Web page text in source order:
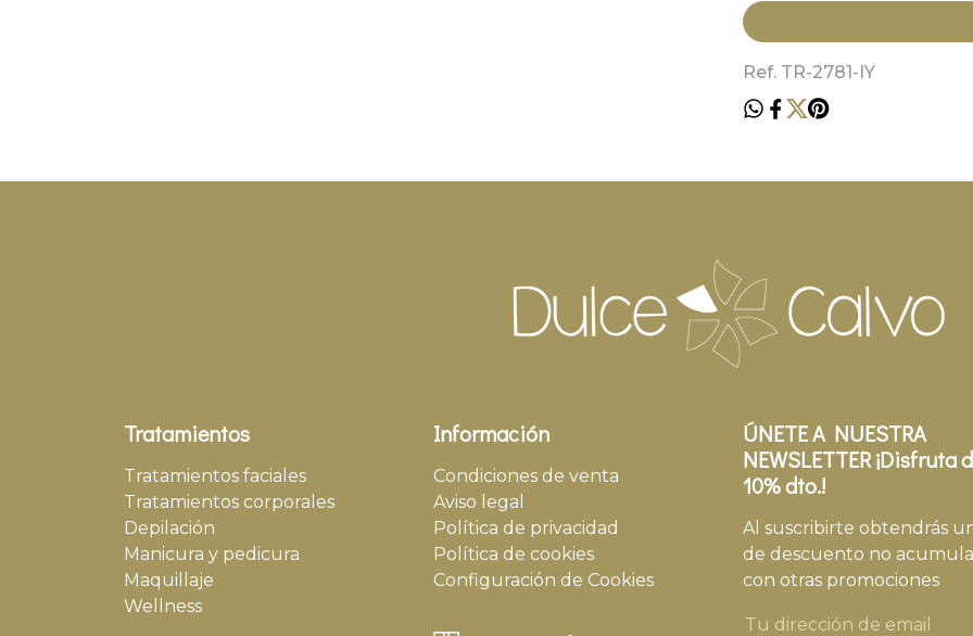
Ref. TR-2781-IY
Tratamientos
Tratamientos faciales
Tratamientos corporales
Depilación
Manicura y pedicura
Maquillaje
Wellness
Información
Condiciones de venta
Aviso legal
Política de privacidad
Política de cookies
Configuración de Cookies
ÚNETE A NUESTRA
NEWSLETTER ¡Disfruta
10% dto.!
Al suscribirte obtendrás
de descuento no
con otras promociones